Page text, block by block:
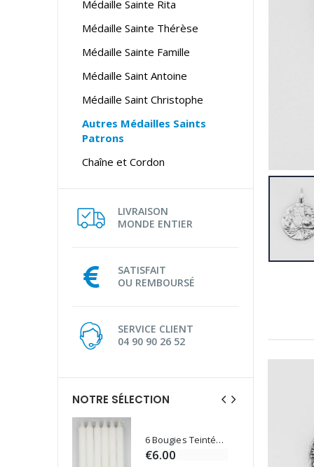
Médaille Sainte Rita
Médaille Sainte Thérèse
Médaille Sainte Famille
Médaille Saint Antoine
Médaille Saint Christophe
Autres Médailles Saints
Patrons
Chaîne et Cordon
LIVRAISON
MONDE ENTIER
SATISFAIT
OU REMBOURSÉ
SERVICE CLIENT
04 90 90 26 52
NOTRE SÉLECTION
6 Bougies Teintées Masse Couleur Blanche
€6.00